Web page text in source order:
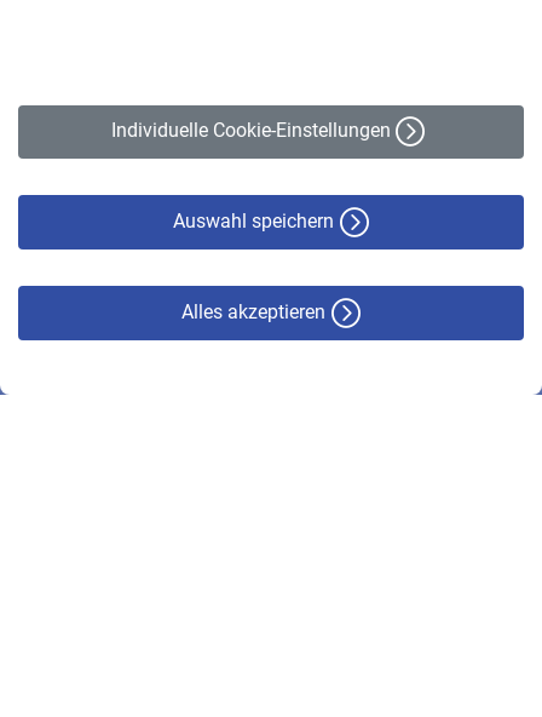
Individuelle Cookie-Einstellungen
Auswahl speichern
Alles akzeptieren
Erklärung zur Barrierefreiheit
© VBL 2026